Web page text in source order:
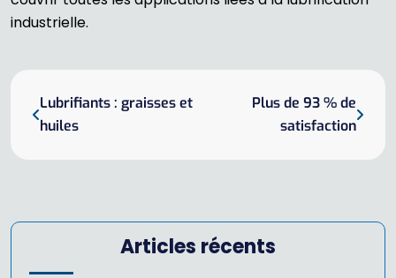
industrielle.
Lubrifiants : graisses et
huiles
Plus de 93 % de
satisfaction
Articles récents